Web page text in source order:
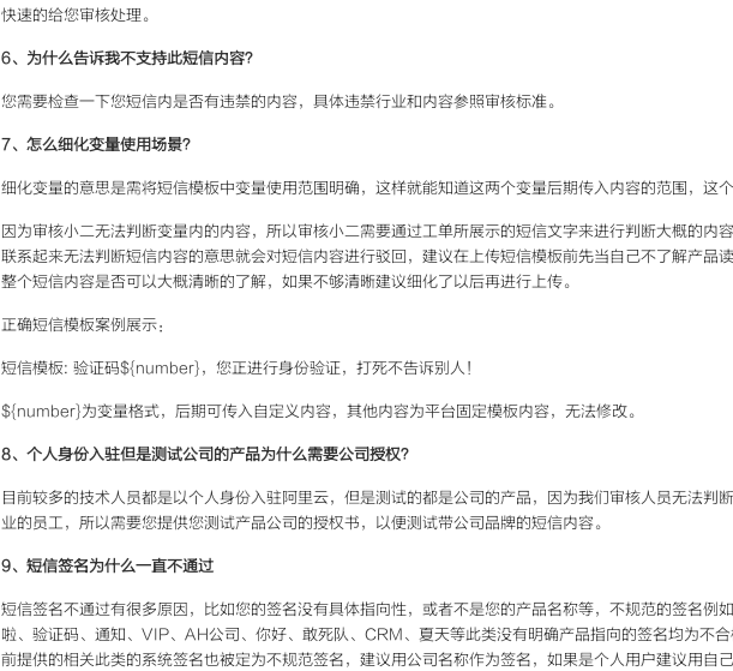
快速的给您审核处理。
6、为什么告诉我不支持此短信内容？
您需要检查一下您短信内是否有违禁的内容，具体违禁行业和内容参照审核标准。
7、怎么细化变量使用场景？
细化变量的意思是需将短信模板中变量使用范围明确，这样就能知道这两个变量后期传入内容的范围，这个
因为审核小二无法判断变量内的内容，所以审核小二需要通过工单所展示的短信文字来进行判断大概的内
联系起来无法判断短信内容的意思就会对短信内容进行驳回，建议在上传短信模板前先当自己不了解产品读
整个短信内容是否可以大概清晰的了解，如果不够清晰建议细化了以后再进行上传。
正确短信模板案例展示：
短信模板: 验证码${number}，您正进行身份验证，打死不告诉别人！
${number}为变量格式，后期可传入自定义内容，其他内容为平台固定模板内容，无法修改。
8、个人身份入驻但是测试公司的产品为什么需要公司授权？
目前较多的技术人员都是以个人身份入驻阿里云，但是测试的都是公司的产品，因为我们审核人员无法判
业的员工，所以需要您提供您测试产品公司的授权书，以便测试带公司品牌的短信内容。
9、短信签名为什么一直不通过
短信签名不通过有很多原因，比如您的签名没有具体指向性，或者不是您的产品名称等，不规范的签名例
啦、验证码、通知、VIP、AH公司、你好、敢死队、CRM、夏天等此类没有明确产品指向的签名均为不合
前提供的相关此类的系统签名也被定为不规范签名，建议用公司名称作为签名，如果是个人用户建议用自己